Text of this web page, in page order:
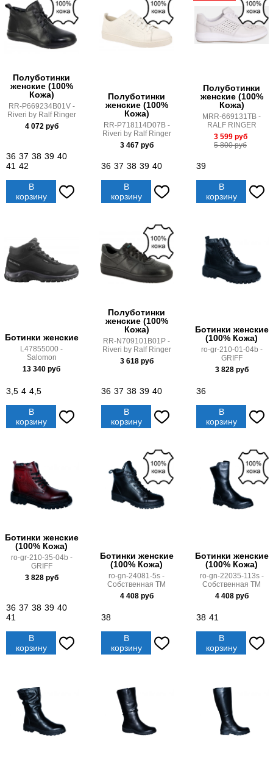
Полуботинки
женские (100%
Кожа)
RR-P669234B01V -
Riveri by Ralf Ringer
4 072руб
36 37 38 39 40
41 42
В
корзину
Полуботинки
женские (100%
Кожа)
RR-P718114D07B -
Riveri by Ralf Ringer
3 467руб
36 37 38 39 40
В
корзину
Полуботинки
женские (100%
Кожа)
MRR-669131TB -
RALF RINGER
3 599 руб
5 800руб
39
В
корзину
Ботинки женские
L47855000 -
Salomon
13 340 руб
3,5 4 4,5
В
корзину
Полуботинки
женские (100%
Кожа)
RR-N709101B01P -
Riveri by Ralf Ringer
3 618руб
36 37 38 39 40
В
корзину
Ботинки женские
(100% Кожа)
ro-gr-210-01-04b -
GRIFF
3 828руб
36
В
корзину
Ботинки женские
(100% Кожа)
ro-gr-210-35-04b -
GRIFF
3 828руб
36 37 38 39 40
41
В
корзину
Ботинки женские
(100% Кожа)
ro-gn-24081-5s -
Cобственная ТМ
4 408руб
38
В
корзину
Ботинки женские
(100% Кожа)
ro-gn-22035-113s -
Cобственная ТМ
4 408руб
38 41
В
корзину